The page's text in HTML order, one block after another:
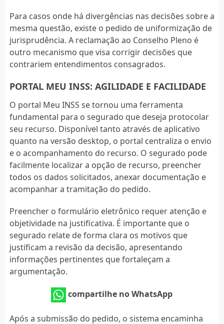
Para casos onde há divergências nas decisões sobre a
mesma questão, existe o pedido de uniformização de
jurisprudência. A reclamação ao Conselho Pleno é
outro mecanismo que visa corrigir decisões que
contrariem entendimentos consagrados.
PORTAL MEU INSS: AGILIDADE E FACILIDADE
O portal Meu INSS se tornou uma ferramenta
fundamental para o segurado que deseja protocolar
seu recurso. Disponível tanto através de aplicativo
quanto na versão desktop, o portal centraliza o envio
e o acompanhamento do recurso. O segurado pode
facilmente localizar a opção de recurso, preencher
todos os dados solicitados, anexar documentação e
acompanhar a tramitação do pedido.
Preencher o formulário eletrônico requer atenção e
objetividade na justificativa. É importante que o
segurado relate de forma clara os motivos que
justificam a revisão da decisão, apresentando
informações pertinentes que fortaleçam a
argumentação.
compartilhe no WhatsApp
Após a submissão do pedido, o sistema encaminha